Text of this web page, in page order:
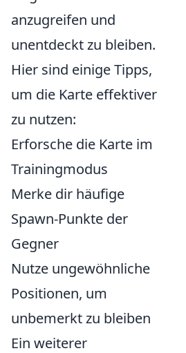
anzugreifen und
unentdeckt zu bleiben.
Hier sind einige Tipps,
um die Karte effektiver
zu nutzen:
Erforsche die Karte im
Trainingmodus
Merke dir häufige
Spawn-Punkte der
Gegner
Nutze ungewöhnliche
Positionen, um
unbemerkt zu bleiben
Ein weiterer